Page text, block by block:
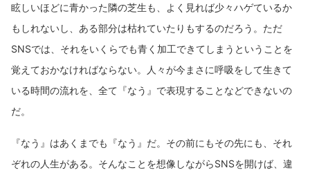
眩しいほどに青かった隣の芝生も、よく見れば少々ハゲているか
もしれないし、ある部分は枯れていたりもするのだろう。ただ
SNSでは、それをいくらでも青く加工できてしまうということを
覚えておかなければならない。人々が今まさに呼吸をして生きて
いる時間の流れを、全て『なう』で表現することなどできないの
だ。
『なう』はあくまでも『なう』だ。その前にもその先にも、それ
ぞれの人生がある。そんなことを想像しながらSNSを開けば、違